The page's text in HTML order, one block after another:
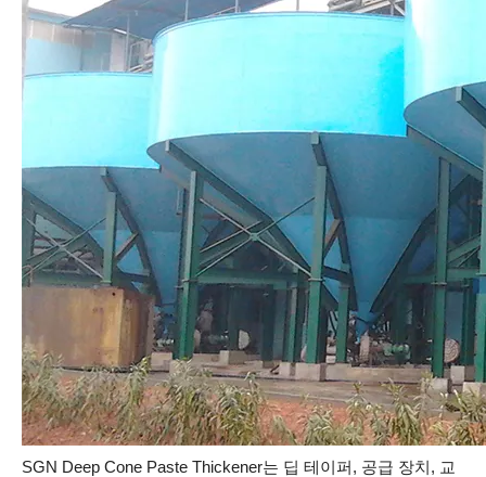
SGN Deep Cone Paste Thickener는 딥 테이퍼, 공급 장치, 교